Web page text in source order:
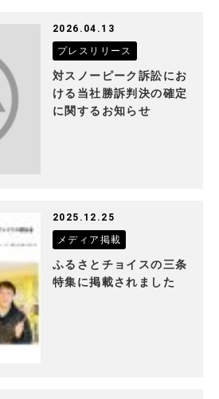
2026.04.13
プレスリリース
対スノーピーク訴訟にお
ける当社勝訴判決の確定
に関するお知らせ
2025.12.25
メディア掲載
ふるさとチョイスの三条
特集に掲載されました